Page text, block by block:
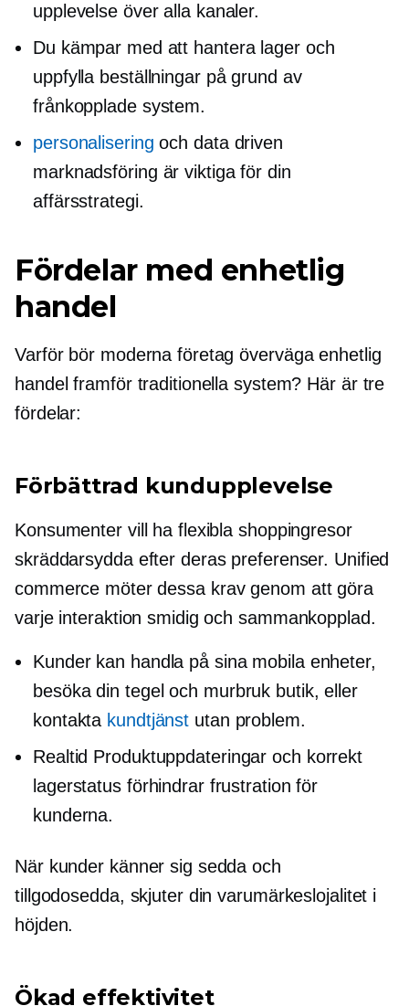
upplevelse över alla kanaler.
Du kämpar med att hantera lager och
uppfylla beställningar på grund av
frånkopplade system.
personalisering ochdata driven
marknadsföring är viktiga för din
affärsstrategi.
Fördelar med enhetlig
handel
Varför bör moderna företag överväga enhetlig
handel framför traditionella system? Här är tre
fördelar:
Förbättrad kundupplevelse
Konsumenter vill ha flexibla shoppingresor
skräddarsydda efter deras preferenser. Unified
commerce möter dessa krav genom att göra
varje interaktion smidig och sammankopplad.
Kunder kan handla på sina mobila enheter,
besöka din tegel och murbruk butik, eller
kontakta kundtjänst utan problem.
Realtid Produktuppdateringar och korrekt
lagerstatus förhindrar frustration för
kunderna.
När kunder känner sig sedda och
tillgodosedda, skjuter din varumärkeslojalitet i
höjden.
Ökad effektivitet